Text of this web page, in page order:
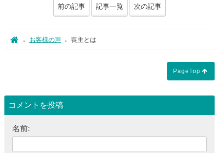
前の記事 記事一覧 次の記事
ホームお客様の声 喪主とは
PageTop
コメントを投稿
名前: